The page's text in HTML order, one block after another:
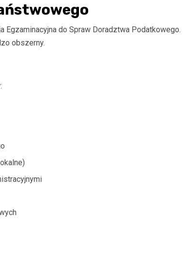
Egzaminacyjna do Spraw Doradztwa Podatkowego.
obszerny.